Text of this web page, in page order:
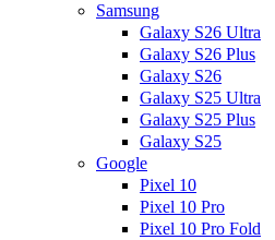
Samsung
Galaxy S26 Ultra
Galaxy S26 Plus
Galaxy S26
Galaxy S25 Ultra
Galaxy S25 Plus
Galaxy S25
Google
Pixel 10
Pixel 10 Pro
Pixel 10 Pro Fold